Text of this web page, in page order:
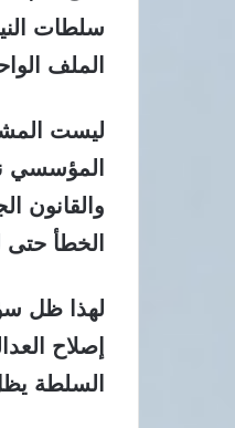
سلطات
الملف
ليست
المؤسسي
والقانون
الخطأ حتى
لهذا ظل
إصلاح
السلطة